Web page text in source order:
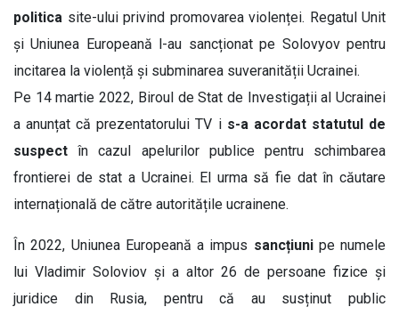
politica site-ului privind promovarea violenței. Regatul Unit
și Uniunea Europeană l-au sancționat pe Solovyov pentru
incitarea la violență și subminarea suveranității Ucrainei.
Pe 14 martie 2022, Biroul de Stat de Investigații al Ucrainei
a anunțat că prezentatorului TV is-a acordat statutul de
suspect în cazul apelurilor publice pentru schimbarea
frontierei de stat a Ucrainei. El urma să fie dat în căutare
internațională de către autoritățile ucrainene.
În 2022, Uniunea Europeană a impus sancțiunipe numele
lui Vladimir Soloviov și a altor 26 de persoane fizice și
juridice din Rusia, pentru că au susținut public